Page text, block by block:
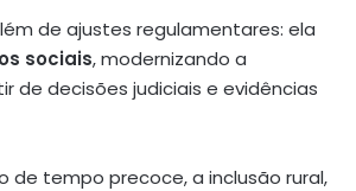
de ajustes regulamentares: ela
sociais, modernizando a
de decisões judiciais e evidências
de tempo precoce, a inclusão rural,